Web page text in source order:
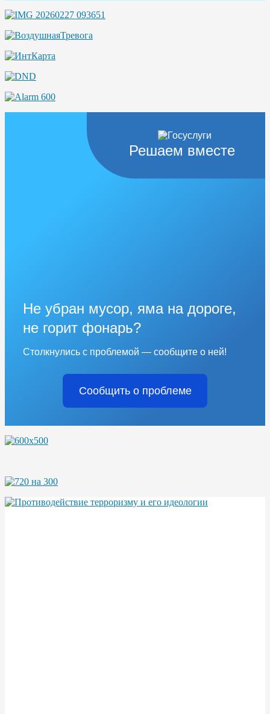
Решаем вместе
Не убран мусор, яма на дороге,
не горит фонарь?
Столкнулись с проблемой — сообщите о ней!
Сообщить о проблеме